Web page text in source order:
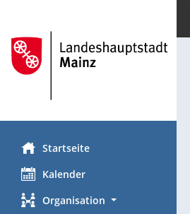
Startseite
Kalender
Organisation